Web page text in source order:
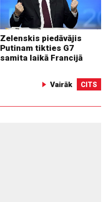
Zelenskis piedāvājis
Putinam tikties G7
samita laikā Francijā
Vairāk CITS